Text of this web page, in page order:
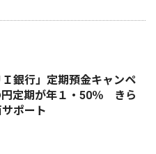
銀行」定期預金キャンペ
定期が年１・50％ きら
ポート